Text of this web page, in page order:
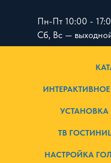
Пн-Пт 10:00 -
Сб, Вс —
ТВ
НАСТРОЙКА